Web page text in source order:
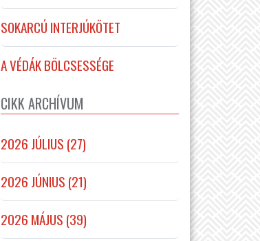
SOKARCÚ INTERJÚKÖTET
A VÉDÁK BÖLCSESSÉGE
CIKK ARCHÍVUM
2026 JÚLIUS (27)
2026 JÚNIUS (21)
2026 MÁJUS (39)